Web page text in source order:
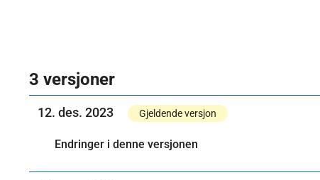
3 versjoner
12. des. 2023 Gjeldende versjon
Endringer i denne versjonen